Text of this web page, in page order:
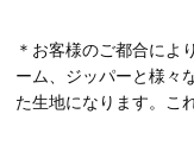
＊お客様のご都合によ
ーム、ジッパーと様々
た生地になります。こ